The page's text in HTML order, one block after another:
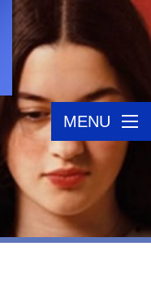
MENU